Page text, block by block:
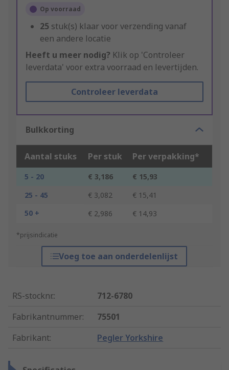
Op voorraad
25 stuk(s) klaar voor verzending vanaf
een andere locatie
Heeft u meer nodig? Klik op 'Controleer
leverdata' voor extra voorraad en levertijden.
Controleer leverdata
Bulkkorting
Aantal stuks Per stuk Per verpakking*
5 - 20 € 3,186
€ 15,93
25 - 45
€ 3,082
€ 15,41
50 +
€ 2,986 € 14,93
*prijsindicatie
Voeg toe aan onderdelenlijst
RS-stocknr.:
712-6780
Fabrikantnummer:
75501
Fabrikant: Pegler Yorkshire